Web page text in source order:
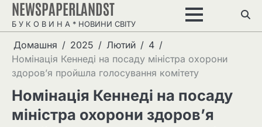
Перейти
вмісту
NEWSPAPERLANDST
Б У К О В И Н А * НОВИНИ СВІТУ
Домашня 2025 Лютий
4
Номінація Кеннеді на посаду міністра охорони
здоров’я пройшла голосування комітету
Номінація Кеннеді на посаду
міністра охорони здоров’я